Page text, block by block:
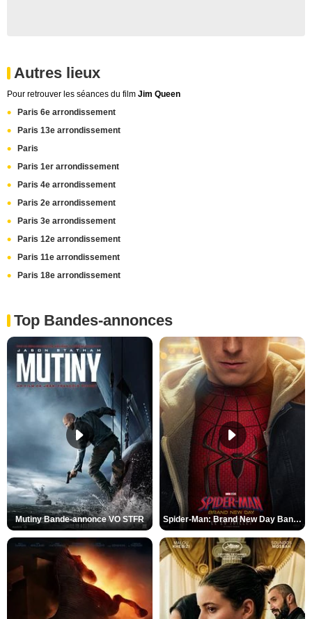
Autres lieux
Pour retrouver les séances du film Jim Queen
Paris 6e arrondissement
Paris 13e arrondissement
Paris
Paris 1er arrondissement
Paris 4e arrondissement
Paris 2e arrondissement
Paris 3e arrondissement
Paris 12e arrondissement
Paris 11e arrondissement
Paris 18e arrondissement
Top Bandes-annonces
Mutiny Bande-annonce VO STFR Spider-Man: Brand New Day Bande-annonce VO STFR